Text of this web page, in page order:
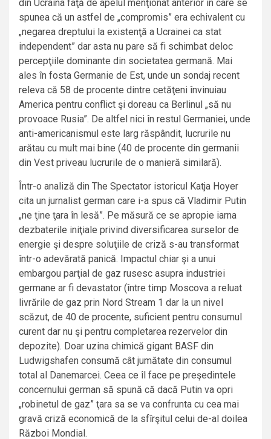
din Ucraina faţă de apelul menţionat anterior în care se
spunea că un astfel de „compromis” era echivalent cu
„negarea dreptului la existenţă a Ucrainei ca stat
independent” dar asta nu pare să fi schimbat deloc
percepţiile dominante din societatea germană. Mai
ales în fosta Germanie de Est, unde un sondaj recent
releva că 58 de procente dintre cetăţeni învinuiau
America pentru conflict şi doreau ca Berlinul „să nu
provoace Rusia”. De altfel nici în restul Germaniei, unde
anti-americanismul este larg răspândit, lucrurile nu
arătau cu mult mai bine (40 de procente din germanii
din Vest priveau lucrurile de o manieră similară).
Într-o analiză din The Spectator istoricul Katja Hoyer
cita un jurnalist german care i-a spus că Vladimir Putin
„ne ţine ţara în lesă”. Pe măsură ce se apropie iarna
dezbaterile iniţiale privind diversificarea surselor de
energie şi despre soluţiile de criză s-au transformat
într-o adevărată panică. Impactul chiar şi a unui
embargou parţial de gaz rusesc asupra industriei
germane ar fi devastator (între timp Moscova a reluat
livrările de gaz prin Nord Stream 1 dar la un nivel
scăzut, de 40 de procente, suficient pentru consumul
curent dar nu şi pentru completarea rezervelor din
depozite). Doar uzina chimică gigant BASF din
Ludwigshafen consumă cât jumătate din consumul
total al Danemarcei. Ceea ce îl face pe preşedintele
concernului german să spună că dacă Putin va opri
„robinetul de gaz” ţara sa se va confrunta cu cea mai
gravă criză economică de la sfîrşitul celui de-al doilea
Război Mondial.